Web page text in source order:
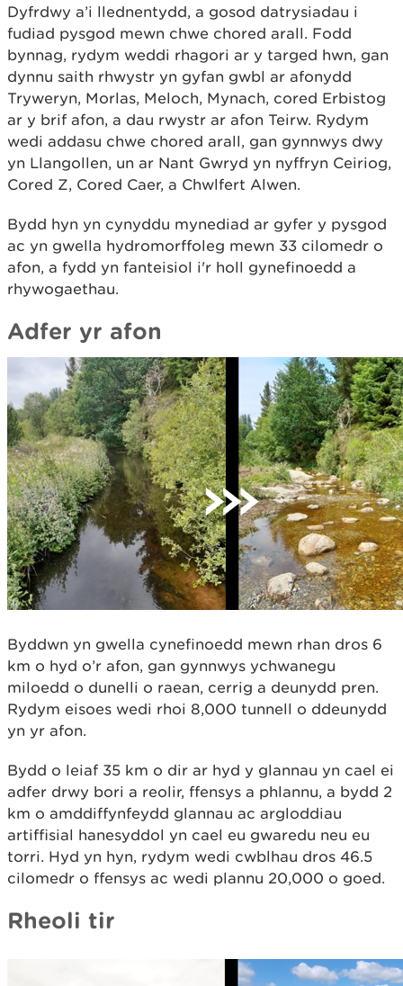
Dyfrdwy a’i llednentydd, a gosod datrysiadau i
fudiad pysgod mewn chwe chored arall. Fodd
bynnag, rydym weddi rhagori ar y targed hwn, gan
dynnu saith rhwystr yn gyfan gwbl ar afonydd
Tryweryn, Morlas, Meloch, Mynach, cored Erbistog
ar y brif afon, a dau rwystr ar afon Teirw. Rydym
wedi addasu chwe chored arall, gan gynnwys dwy
yn Llangollen, un ar Nant Gwryd yn nyffryn Ceiriog,
Cored Z, Cored Caer, a Chwlfert Alwen.
Bydd hyn yn cynyddu mynediad ar gyfer y pysgod
ac yn gwella hydromorffoleg mewn 33 cilomedr o
afon, a fydd yn fanteisiol i'r holl gynefinoedd a
rhywogaethau.
Adfer yr afon
Byddwn yn gwella cynefinoedd mewn rhan dros 6
km o hyd o’r afon, gan gynnwys ychwanegu
miloedd o dunelli o raean, cerrig a deunydd pren.
Rydym eisoes wedi rhoi 8,000 tunnell o ddeunydd
yn yr afon.
Bydd o leiaf 35 km o dir ar hyd y glannau yn cael ei
adfer drwy bori a reolir, ffensys a phlannu, a bydd 2
km o amddiffynfeydd glannau ac argloddiau
artiffisial hanesyddol yn cael eu gwaredu neu eu
torri. Hyd yn hyn, rydym wedi cwblhau dros 46.5
cilomedr o ffensys ac wedi plannu 20,000 o goed.
Rheoli tir